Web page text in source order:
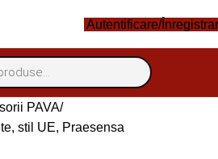
Autentificare/
PAVA
stil UE, Praesensa